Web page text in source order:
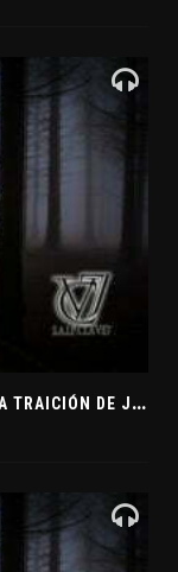
L
OS SÍMBOLOS. ELIMINAR EL TIEMPO. LA TRAICIÓN DE JUDAS